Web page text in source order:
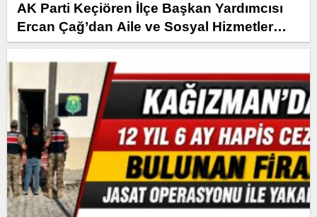
AK Parti Keçiören İlçe Başkan Yardımcısı
Ercan Çağ’dan Aile ve Sosyal Hizmetler
Bakanlığı’na Önemli Ziyaret